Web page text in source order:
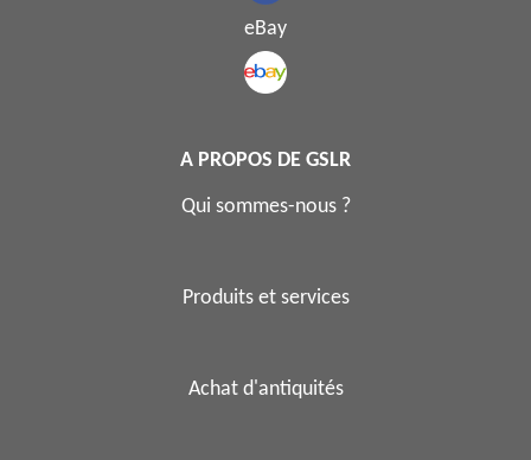
eBay
A PROPOS DE GSLR
Qui sommes-nous ?
Produits et services
Achat d'antiquités